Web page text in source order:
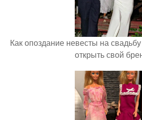
Как опоздание невесты на
открыть свой